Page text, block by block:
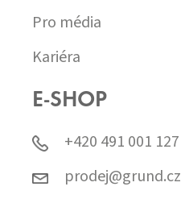
Pro média
Kariéra
E-SHOP
+420 491 001 127
prodej@grund.cz